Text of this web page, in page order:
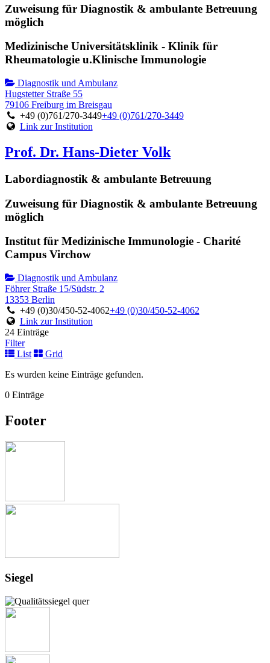
Zuweisung für Diagnostik & ambulante Betreuung
möglich
Medizinische Universitätsklinik - Klinik für
Rheumatologie u.Klinische Immunologie
Diagnostik und Ambulanz
Hugstetter Straße 55
79106 Freiburg im Breisgau
+49 (0)761/270-3449+49 (0)761/270-3449
Link zur Institution
Prof. Dr. Hans-Dieter Volk
Labordiagnostik & ambulante Betreuung
Zuweisung für Diagnostik & ambulante Betreuung
möglich
Institut für Medizinische Immunologie - Charité
Campus Virchow
Diagnostik und Ambulanz
Föhrer Straße 15/Südstr. 2
13353 Berlin
+49 (0)30/450-52-4062+49 (0)30/450-52-4062
Link zur Institution
24 Einträge
Filter
List
Grid
Es wurden keine Einträge gefunden.
0 Einträge
Footer
Siegel